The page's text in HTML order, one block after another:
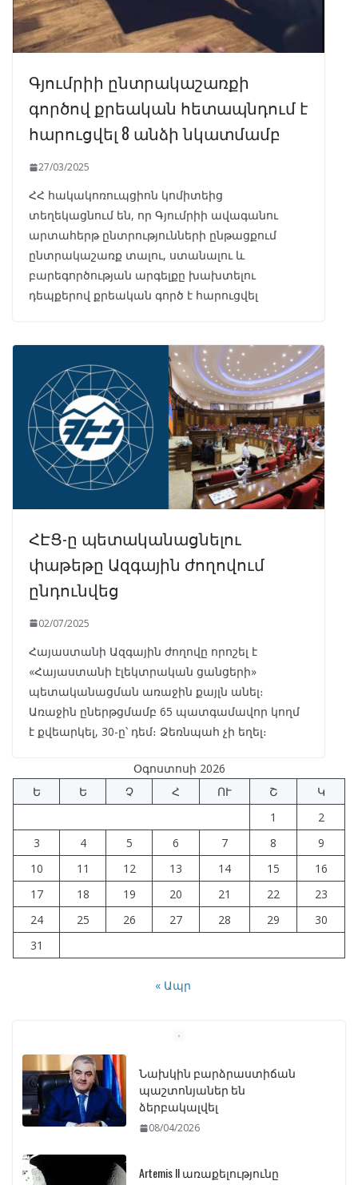
Գյումրիի ընտրակաշառքի
գործով քրեական հետապնդում է
հարուցվել 8 անձի նկատմամբ
27/03/2025
ՀՀ հակակոռուպցիոն կոմիտեից
տեղեկացնում են, որ Գյումրիի ավագանու
արտահերթ ընտրությունների ընթացքում
ընտրակաշառք տալու, ստանալու և
բարեգործության արգելքը խախտելու
դեպքերով քրեական գործ է հարուցվել
ՀԷՑ-ը պետականացնելու
փաթեթը Ազգային ժողովում
ընդունվեց
02/07/2025
Հայաստանի Ազգային ժողովը որոշել է
«Հայաստանի էլեկտրական ցանցերի»
պետականացման առաջին քայլն անել։
Առաջին ըներթցմամբ 65 պատգամավոր կողմ
է քվեարկել, 30-ը՝ դեմ։ Ձեռնպահ չի եղել։
Օգոստոսի 2026
Ե
Ե Չ Հ ՈՒ Շ
Կ
1
2
3
4 5 6 7 8
9
10
11 12 13 14 15
16
17
18 19 20 21 22
23
24
25 26 27 28 29
30
31
« Ապր
Նախկին բարձրաստիճան
պաշտոնյաներ են
ձերբակալվել
08/04/2026
Artemis II առաքելությունը